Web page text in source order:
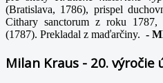
(Bratislava, 1786), prispel
Cithary sanctorum z roku 1787,
(1787). Prekladal z maďarčiny. -
Milan Kraus - 20. výročie